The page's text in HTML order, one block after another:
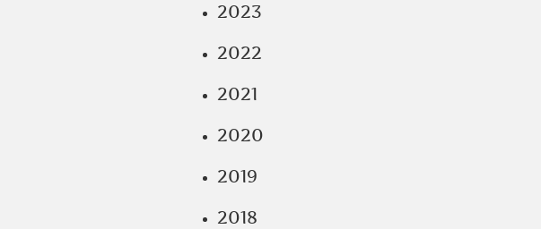
2023
2022
2021
2020
2019
2018